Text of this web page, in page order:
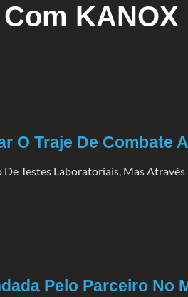
KANOX
O Traje De Combate
Testes Laboratoriais, Mas
Pelo Parceiro No